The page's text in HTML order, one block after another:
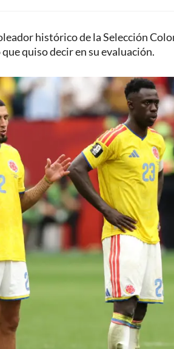
histórico de la Selección
quiso decir en su evaluación.